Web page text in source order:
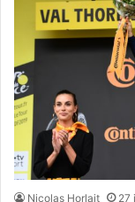
Nicolas Horlait 27